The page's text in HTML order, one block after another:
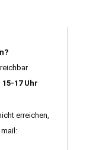
17 Uhr
erreichen,